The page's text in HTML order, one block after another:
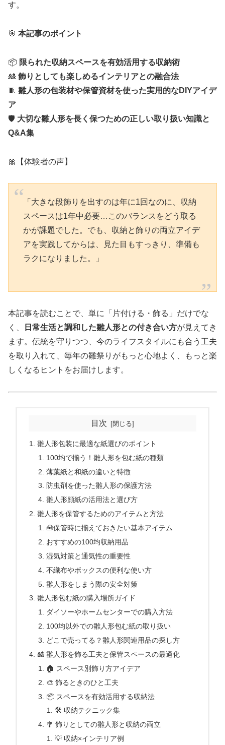
す。
🎯 本記事のポイント
📦 限られた収納スペースを有効活用する収納術
🎎 飾りとしても楽しめるインテリアとの融合法
🧵 雛人形の包装材や保管資材を使った実用的なDIYアイデ
ア
🛡 大切な雛人形を長く保つための正しい取り扱い知識と
Q&A集
🎀【体験者の声】
「大きな段飾りを出すのは年に1回なのに、収納
スペースは1年中必要…このバランスをどう取る
かが課題でした。でも、収納と飾りの両立アイデ
アを実践してからは、見た目もすっきり、準備も
ラクになりました。」
本記事を読むことで、単に「片付ける・飾る」だけでな
く、
日常生活と調和した雛人形との付き合い方が見えてき
ます。伝統を守りつつ、今のライフスタイルにも合う工夫
を取り入れて、毎年の雛祭りがもっと心地よく、もっと楽
しくなるヒントをお届けします。
目次
雛人形包装に最適な紙選びのポイント
100均で揃う！雛人形を包む紙の種類
薄葉紙と和紙の違いと特徴
防虫剤を使った雛人形の保護方法
雛人形顔紙の活用法と選び方
雛人形を保管するためのアイテムと方法
🧰保管時に揃えておきたい基本アイテム
おすすめの100均収納用品
湿気対策と通気性の重要性
不織布やボックスの便利な使い方
雛人形をしまう際の安全対策
雛人形包む紙の購入場所ガイド
ダイソーやホームセンターでの購入方法
100均以外での雛人形包む紙の取り扱い
どこで売ってる？雛人形関連用品の探し方
🎎 雛人形を飾る工夫と保管スペースの最適化
🏠 スペース別飾り方アイデア
🎨 飾るときのひと工夫
📦 スペースを有効活用する収納法
🛠 収納テクニック集
🎐 飾りとしての雛人形と収納の両立
💡 収納×インテリア例